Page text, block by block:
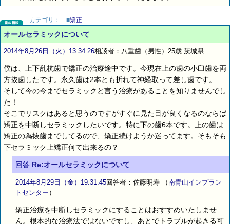
カテゴリ： ■矯正
オールセラミックについて
2014年8月26日（火）13:34:26相談者：八重歯（男性）25歳 茨城県
僕は、上下乱杭歯で矯正の治療途中です。今現在上の歯の小臼歯を両
方抜歯したです。永久歯は2本とも折れて神経取って差し歯です。
そして今の今までセラミックと言う治療があることを知りませんでし
た！
そこでリスクはあると思うのですがすぐに見た目が良くなるのならば
矯正を中断しセラミックしたいです。特に下の歯6本です。上の歯は
矯正の為抜歯までしてるので、矯正続けようか迷ってます。そもそも
下セラミック上矯正何て出来るの？
回答 Re:オールセラミックについて
2014年8月29日（金）19:31:45回答者：佐藤明寿 （南青山インプラン
トセンター ）
矯正治療を中断しセラミックにすることはおすすめいたしませ
ん。根本的な治療法ではないですし、あとでトラブルが起きる可